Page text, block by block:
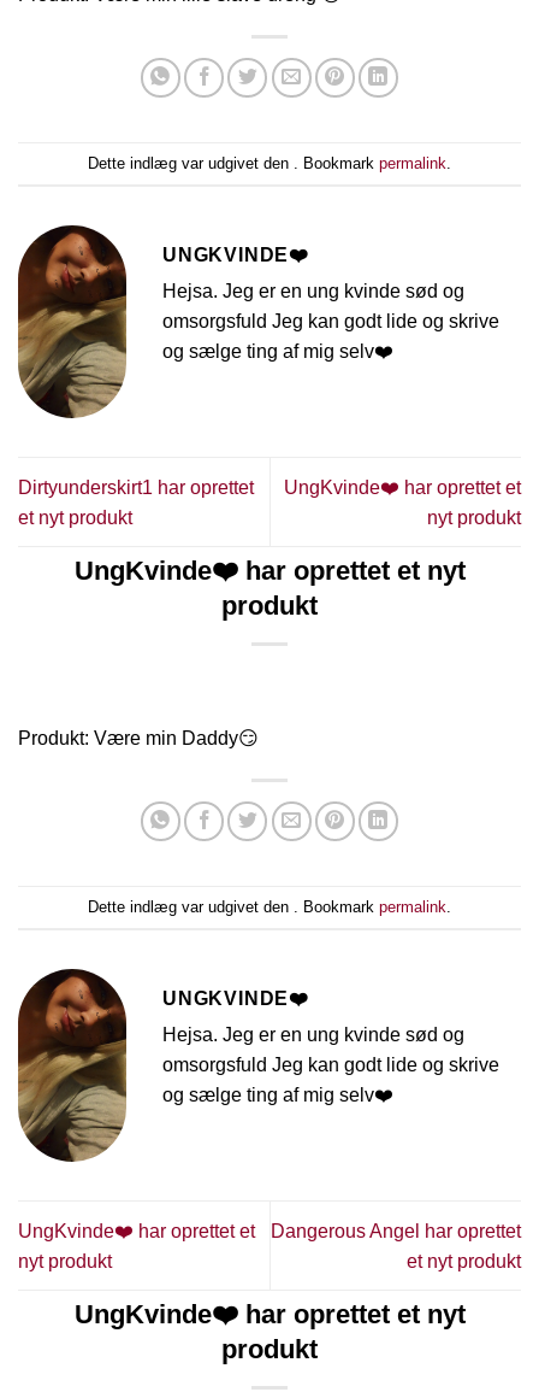
Dette indlæg var udgivet den . Bookmark permalink
UNGKVINDE❤️
Hejsa. Jeg er en ung kvinde sød og
omsorgsfuld Jeg kan godt lide og skrive
og sælge ting af mig selv❤️
Dirtyunderskirt1 har oprettet
et nyt produkt
UngKvinde❤️ har oprettet et
nyt produkt
UngKvinde❤️ har oprettet et nyt
produkt
Produkt: Være min Daddy😏
Dette indlæg var udgivet den . Bookmark permalink
UNGKVINDE❤️
Hejsa. Jeg er en ung kvinde sød og
omsorgsfuld Jeg kan godt lide og skrive
og sælge ting af mig selv❤️
UngKvinde❤️ har oprettet et
nyt produkt
Dangerous Angel har oprettet
et nyt produkt
UngKvinde❤️ har oprettet et nyt
produkt